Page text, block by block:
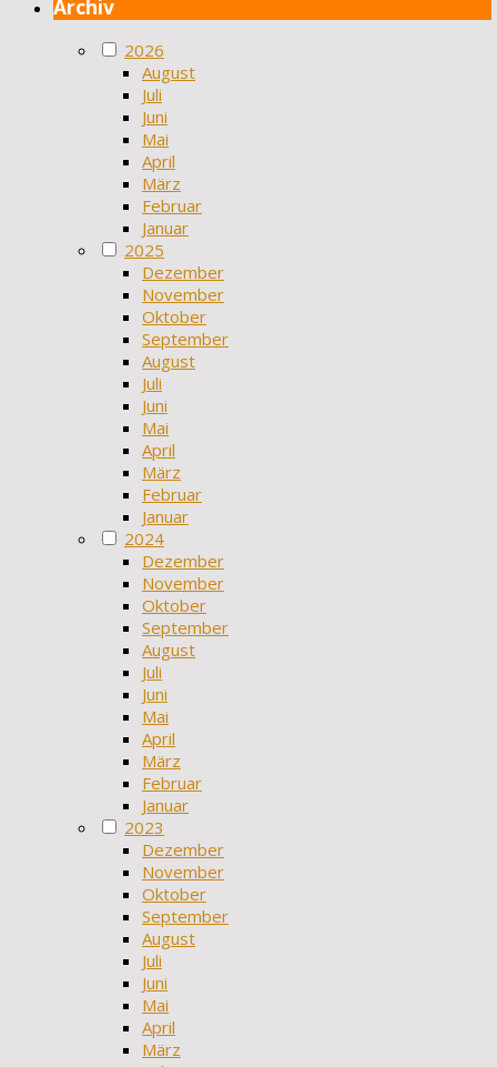
Archiv
2026
August
Juli
Juni
Mai
April
März
Februar
Januar
2025
Dezember
November
Oktober
September
August
Juli
Juni
Mai
April
März
Februar
Januar
2024
Dezember
November
Oktober
September
August
Juli
Juni
Mai
April
März
Februar
Januar
2023
Dezember
November
Oktober
September
August
Juli
Juni
Mai
April
März